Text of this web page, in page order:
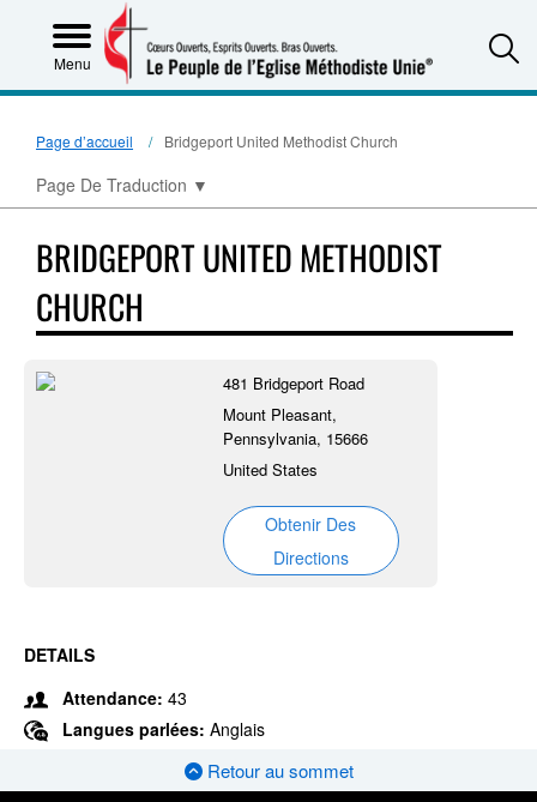
Menu
Page d’accueil Bridgeport United Methodist Church
Page De Traduction ▼
BRIDGEPORT UNITED METHODIST
CHURCH
481 Bridgeport Road
Mount Pleasant,
Pennsylvania, 15666
United States
Obtenir Des
Directions
DETAILS
Attendance: 43
Langues parlées: Anglais
Retour au sommet